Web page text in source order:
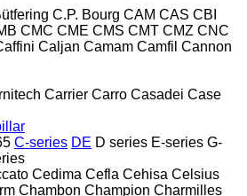
C.P. Bourg CAM CAS CBI
CMC CME CMS CMT CMZ CNC
Caljan Camam Camfil Cannon
Carrier Carro Casadei Case
C-series DE D series E-series G-
Cedima Cefla Cehisa Celsius
Chambon Champion Charmilles